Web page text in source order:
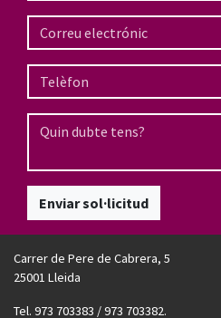
Enviar sol·licitud
Carrer de Pere de Cabrera, 5
25001 Lleida
Tel. 973 703383 / 973 703382.